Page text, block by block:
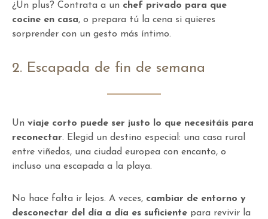
¿Un plus? Contrata a un chef privado para que
cocine en casa, o prepara tú la cena si quieres
sorprender con un gesto más íntimo.
2. Escapada de fin de semana
Un viaje corto puede ser justo lo que necesitáis para
reconectar. Elegid un destino especial: una casa rural
entre viñedos, una ciudad europea con encanto, o
incluso una escapada a la playa.
No hace falta ir lejos. A veces, cambiar de entorno y
desconectar del día a día es suficiente para revivir la